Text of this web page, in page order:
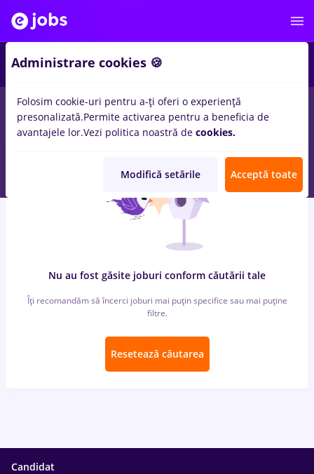
locuri de muncacu salarii bombardierinBucuresti
Student, Entry-Level (< 2 ani)inTransport / Distributie
Nu au fost găsite joburi conform căutării tale
Îți recomandăm să încerci joburi mai puțin specifice sau mai puține
filtre.
Resetează căutarea
Candidat
Administrare cookies 🍪
Folosim cookie-uri pentru a-ți oferi o experiență
presonalizată.Permite activarea pentru a beneficia de
avantajele lor.Vezi politica noastră de cookies.
Modifică setările Acceptă toate